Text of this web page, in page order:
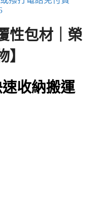
性包材｜榮
收納搬運